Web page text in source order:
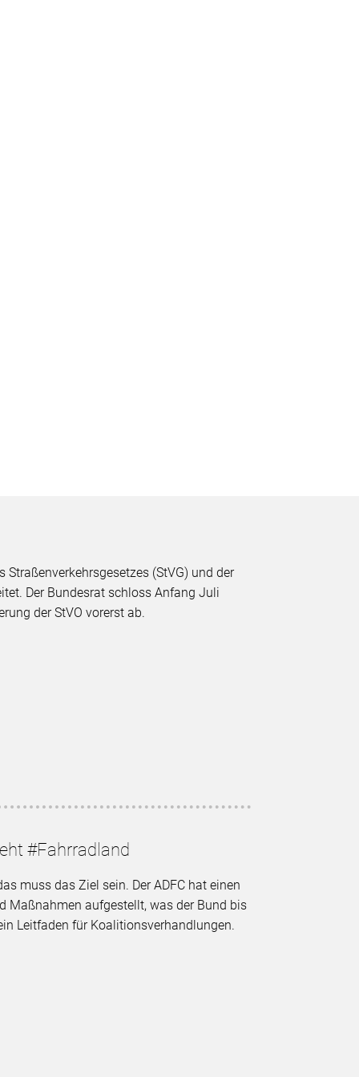
Straßenverkehrsgesetzes (StVG) und der
Der Bundesrat schloss Anfang Juli
der StVO vorerst ab.
#Fahrradland
muss das Ziel sein. Der ADFC hat einen
Maßnahmen aufgestellt, was der Bund bis
Leitfaden für Koalitionsverhandlungen.